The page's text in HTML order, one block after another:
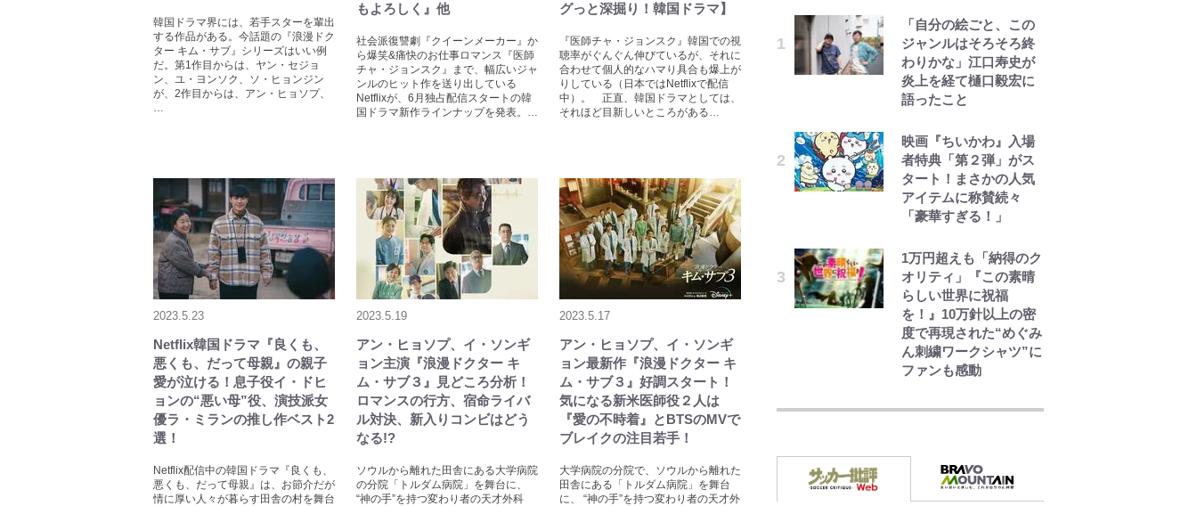
韓国ドラマ界には、若手スターを輩出
する作品がある。今話題の『浪漫ドク
ター キム・サブ』シリーズはいい例
だ。第1作目からは、ヤン・セジョ
ン、ユ・ヨンソク、ソ・ヒョンジン
が、2作目からは、アン・ヒョソプ、
…
もよろしく』他
社会派復讐劇『クイーンメーカー』か
ら爆笑&痛快のお仕事ロマンス『医師
チャ・ジョンスク』まで、幅広いジャ
ンルのヒット作を送り出している
Netflixが、6月独占配信スタートの韓
国ドラマ新作ラインナップを発表。…
グっと深掘り！韓国ドラマ】
『医師チャ・ジョンスク』韓国での視
聴率がぐんぐん伸びているが、それに
合わせて個人的なハマり具合も爆上が
りしている（日本ではNetflixで配信
中）。 正直、韓国ドラマとしては、
それほど目新しいところがある…
2023.5.23
Netflix韓国ドラマ『良くも、
悪くも、だって母親』の親子
愛が泣ける！息子役イ・ドヒ
ョンの“悪い母”役、演技派女
優ラ・ミランの推し作ベスト2
選！
Netflix配信中の韓国ドラマ『良くも、
悪くも、だって母親』は、お節介だが
情に厚い人々が暮らす田舎の村を舞台
2023.5.19
アン・ヒョソプ、イ・ソンギ
ョン主演『浪漫ドクター キ
ム・サブ３』見どころ分析！
ロマンスの行方、宿命ライバ
ル対決、新入りコンビはどう
なる!?
ソウルから離れた田舎にある大学病院
の分院「トルダム病院」を舞台に、
“神の手”を持つ変わり者の天才外科
2023.5.17
アン・ヒョソプ、イ・ソンギ
ョン最新作『浪漫ドクター キ
ム・サブ３』好調スタート！
気になる新米医師役２人は
『愛の不時着』とBTSのMVで
ブレイクの注目若手！
大学病院の分院で、ソウルから離れた
田舎にある「トルダム病院」を舞台
に、 “神の手”を持つ変わり者の天才外
演”ショットに「夫婦で
写ってるの尊い」 長
女はもう23歳
黒木啓司が妻・宮崎麗
インスタに起きてい
た“異変”…削除してい
たラブラブ投稿
「自分の絵ごと、この
ジャンルはそろそろ終
わりかな」江口寿史が
炎上を経て樋口毅宏に
語ったこと
映画『ちいかわ』入場
者特典「第２弾」がス
タート！まさかの人気
アイテムに称賛続々
「豪華すぎる！」
1万円超えも「納得のク
オリティ」『この素晴
らしい世界に祝福
を！』10万針以上の密
度で再現された“めぐみ
ん刺繍ワークシャツ”に
ファンも感動
ぜ私服なのか…高級ブ
「ちゃんとおじいちゃ
んに」